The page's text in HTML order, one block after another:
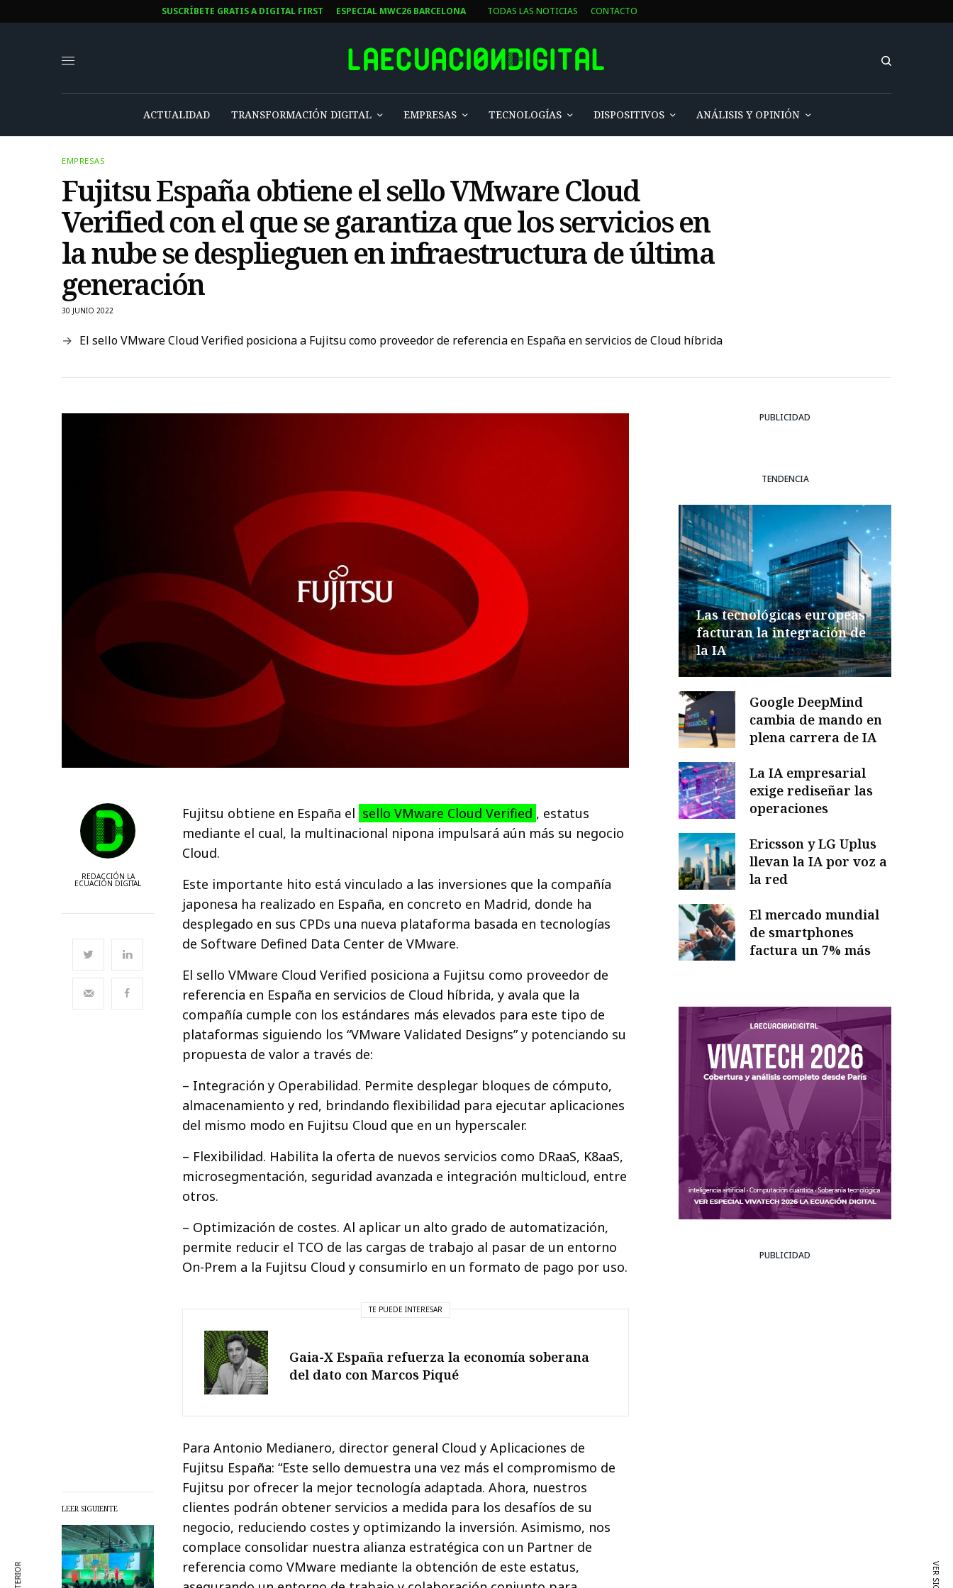
SUSCRÍBETE GRATIS A DIGITAL FIRST ESPECIAL MWC26 BARCELONA TODAS LAS NOTICIAS CONTACTO
ACTUALIDAD TRANSFORMACIÓN DIGITAL EMPRESAS TECNOLOGÍAS DISPOSITIVOS ANÁLISIS Y OPINIÓN
EMPRESAS
Fujitsu España obtiene el sello VMware Cloud
Verified con el que se garantiza que los servicios en
la nube se desplieguen en infraestructura de última
generación
30 JUNIO 2022
El sello VMware Cloud Verified posiciona a Fujitsu como proveedor de referencia en España en servicios de Cloud híbrida
REDACCIÓN LA
ECUACIÓN DIGITAL
LEER SIGUIENTE
Fujitsu obtiene en España el sello VMware Cloud Verified , estatus
mediante el cual, la multinacional nipona impulsará aún más su negocio
Cloud.
Este importante hito está vinculado a las inversiones que la compañía
japonesa ha realizado en España, en concreto en Madrid, donde ha
desplegado en sus CPDs una nueva plataforma basada en tecnologías
de Software Defined Data Center de VMware.
El sello VMware Cloud Verified posiciona a Fujitsu como proveedor de
referencia en España en servicios de Cloud híbrida, y avala que la
compañía cumple con los estándares más elevados para este tipo de
plataformas siguiendo los “VMware Validated Designs” y potenciando su
propuesta de valor a través de:
– Integración y Operabilidad. Permite desplegar bloques de cómputo,
almacenamiento y red, brindando flexibilidad para ejecutar aplicaciones
del mismo modo en Fujitsu Cloud que en un hyperscaler.
– Flexibilidad. Habilita la oferta de nuevos servicios como DRaaS, K8aaS,
microsegmentación, seguridad avanzada e integración multicloud, entre
otros.
– Optimización de costes. Al aplicar un alto grado de automatización,
permite reducir el TCO de las cargas de trabajo al pasar de un entorno
On-Prem a la Fujitsu Cloud y consumirlo en un formato de pago por uso.
TE PUEDE INTERESAR
Gaia-X España refuerza la economía soberana
del dato con Marcos Piqué
Para Antonio Medianero, director general Cloud y Aplicaciones de
Fujitsu España: “Este sello demuestra una vez más el compromismo de
Fujitsu por ofrecer la mejor tecnología adaptada. Ahora, nuestros
clientes podrán obtener servicios a medida para los desafíos de su
negocio, reduciendo costes y optimizando la inversión. Asimismo, nos
complace consolidar nuestra alianza estratégica con un Partner de
referencia como VMware mediante la obtención de este estatus,
PUBLICIDAD
TENDENCIA
Las tecnológicas europeas
facturan la integración de
la IA
Google DeepMind
cambia de mando en
plena carrera de IA
La IA empresarial
exige rediseñar las
operaciones
Ericsson y LG Uplus
llevan la IA por voz a
la red
El mercado mundial
de smartphones
factura un 7% más
PUBLICIDAD